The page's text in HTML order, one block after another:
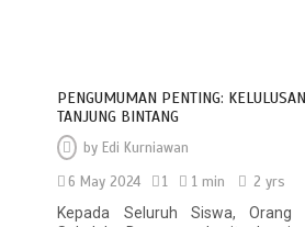
PENGUMUMAN PENTING:
TANJUNG BINTANG
byEdi Kurniawan
6 May 2024
1 1 min
2 yrs
Kepada Seluruh Siswa,